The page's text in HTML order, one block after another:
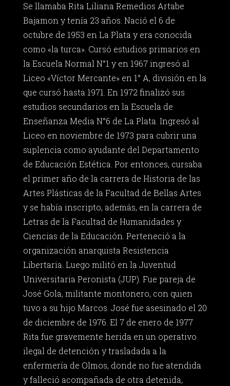
Se llamaba Rita Liliana Remedios Artabe
Bajamon y tenía 23 años. Nació el 6 de
octubre de 1953 en La Plata y era conocida
como «la turca». Cursó estudios primarios en
la Escuela Normal N°1 y en 1967 ingresó al
Liceo «Víctor Mercante» en 1° A, división en la
que cursó hasta 1971. En 1972 finalizó sus
estudios secundarios en la Escuela de
Enseñanza Media N°6 de La Plata. Ingresó al
Liceo en noviembre de 1973 para cubrir una
suplencia como ayudante del Departamento
de Educación Estética. Por entonces, cursaba
el primer año de la carrera de Historia de las
Artes Plásticas de la Facultad de Bellas Artes
y se había inscripto, además, en la carrera de
Letras de la Facultad de Humanidades y
Ciencias de la Educación. Perteneció a la
organización anarquista Resistencia
Libertaria. Luego militó en la Juventud
Universitaria Peronista (JUP). Fue pareja de
José Gola, militante montonero, con quien
tuvo a su hijo Marcos. José fue asesinado el 20
de diciembre de 1976. El 7 de enero de 1977
Rita fue gravemente herida en un operativo
ilegal de detención y trasladada a la
enfermería de Olmos, donde no fue atendida
y falleció acompañada de otra detenida,